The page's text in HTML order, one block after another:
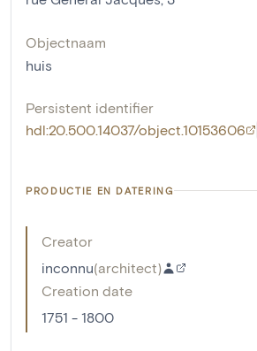
Objectnaam
huis
Persistent identifier
hdl:20.500.14037/object.10153606
PRODUCTIE EN DATERING
Creator
inconnu(architect)
Creation date
1751 - 1800